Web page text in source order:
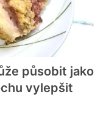
působit jako
vylepšit